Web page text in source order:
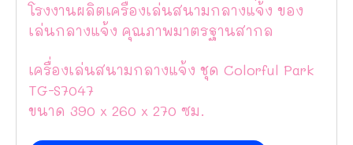
โรงงานผลิตเครื่องเล่นสนามกลางแจ้ง ของ
เล่นกลางแจ้ง คุณภาพมาตรฐานสากล
เครื่องเล่นสนามกลางแจ้ง ชุด Colorful Park
TG-S7047
ขนาด 390 x 260 x 270 ซม.